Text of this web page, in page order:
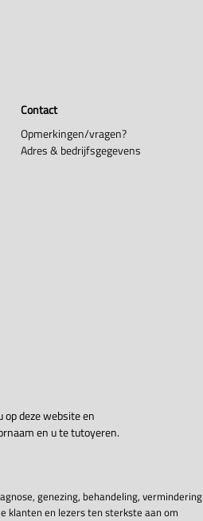
Contact
Opmerkingen/vragen?
Adres & bedrijfsgegevens
deze website en
en u te tutoyeren.
genezing, behandeling, vermindering
klanten en lezers ten sterkste aan om